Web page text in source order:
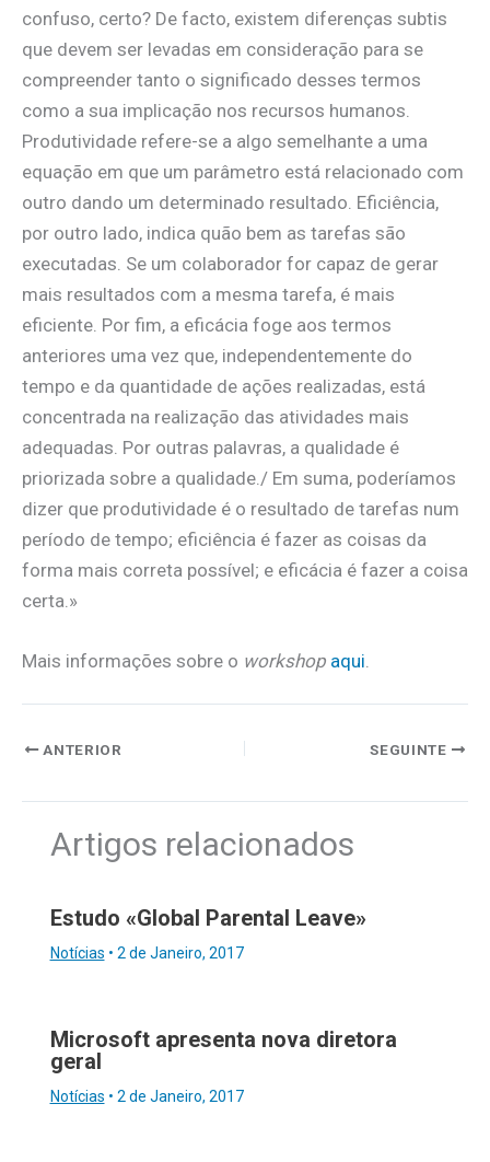
confuso, certo? De facto, existem diferenças subtis
que devem ser levadas em consideração para se
compreender tanto o significado desses termos
como a sua implicação nos recursos humanos.
Produtividade refere-se a algo semelhante a uma
equação em que um parâmetro está relacionado com
outro dando um determinado resultado. Eficiência,
por outro lado, indica quão bem as tarefas são
executadas. Se um colaborador for capaz de gerar
mais resultados com a mesma tarefa, é mais
eficiente. Por fim, a eficácia foge aos termos
anteriores uma vez que, independentemente do
tempo e da quantidade de ações realizadas, está
concentrada na realização das atividades mais
adequadas. Por outras palavras, a qualidade é
priorizada sobre a qualidade./ Em suma, poderíamos
dizer que produtividade é o resultado de tarefas num
período de tempo; eficiência é fazer as coisas da
forma mais correta possível; e eficácia é fazer a coisa
certa.»
Mais informações sobre o workshop aqui
ANTERIOR SEGUINTE
Artigos relacionados
Estudo «Global Parental Leave»
Notícias • 2 de Janeiro, 2017
Microsoft apresenta nova diretora
geral
Notícias • 2 de Janeiro, 2017